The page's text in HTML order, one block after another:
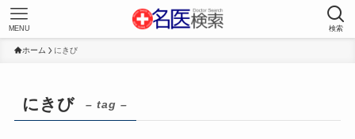
検索
MENU
ホーム にきび
にきび – tag –